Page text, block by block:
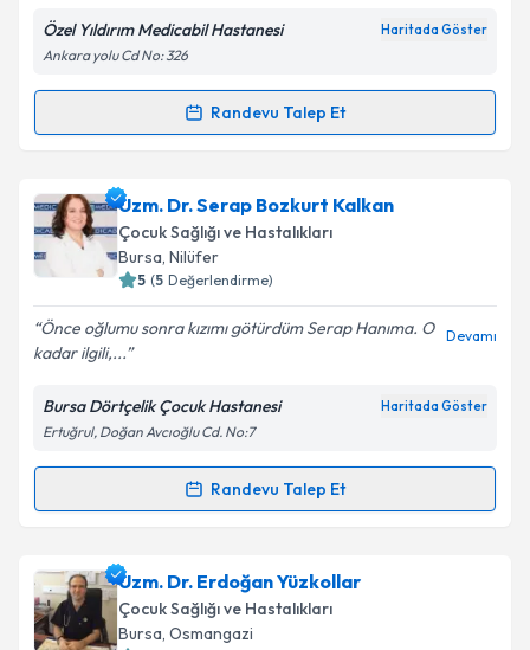
Kişisel verilerimin işlenmesine ilişkin
Metni'ni okudum ve kişisel verilerimin belirtilen
kapsamda işlenmesini kabul ediyorum.
Özel Yıldırım Medicabil Hastanesi Haritada Göster
Ankara yolu Cd No: 326
Randevu Talep Et
Randevu Takvimi Talebi
Uzm. Dr. Aydın Tunçiçin randevu takvimi talebi
oluşturun. Size bu uzmandan randevu almanız için bir
takvim hazırlandığında e-posta ile bilgilendireceğiz.
Kişisel verilerimin işlenmesine ilişkin
Aydınlatma
Metni'ni okudum ve kişisel verilerimin belirtilen
kapsamda işlenmesini kabul ediyorum.
Uzm. Dr. Serap Bozkurt Kalkan
Çocuk Sağlığı ve Hastalıkları
Bursa, Nilüfer
5 (5 Değerlendirme)
Önce oğlumu sonra kızımı götürdüm Serap Hanıma. O
kadar ilgili,...
Devamı
Bursa Dörtçelik Çocuk Hastanesi Haritada Göster
Ertuğrul, Doğan Avcıoğlu Cd. No:7
Randevu Talep Et
Randevu Takvimi Talebi
Uzm. Dr. Serap Bozkurt Kalkaniçin randevu
takvimi talebi oluşturun. Size bu uzmandan randevu
almanız için bir takvim hazırlandığında e-posta ile
Uzm. Dr. Erdoğan Yüzkollar
Çocuk Sağlığı ve Hastalıkları
Bursa, Osmangazi